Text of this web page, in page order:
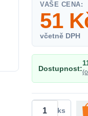
VAŠE CENA:
51
včetně DPH
Dostupnost:
ks